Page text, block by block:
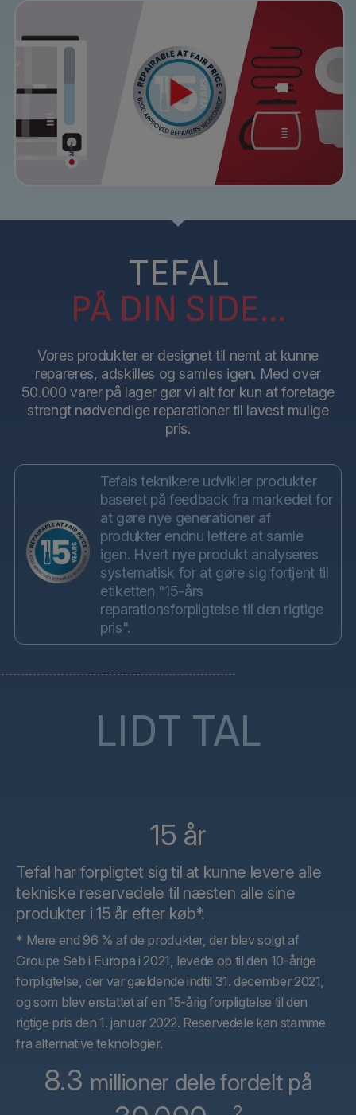
TEFAL
PÅ DIN SIDE...
Vores produkter er designet til nemt at kunne
repareres, adskilles og samles igen. Med over
50.000 varer på lager gør vi alt for kun at foretage
strengt nødvendige reparationer til lavest mulige
pris.
Tefals teknikere udvikler produkter
baseret på feedback fra markedet for
at gøre nye generationer af
produkter endnu lettere at samle
igen. Hvert nye produkt analyseres
systematisk for at gøre sig fortjent til
etiketten "15-års
reparationsforpligtelse til den rigtige
pris".
LIDT TAL
15 år
Tefal har forpligtet sig til at kunne levere alle
tekniske reservedele til næsten alle sine
produkter i 15 år efter køb*.
* Mere end 96 % af de produkter, der blev solgt af
Groupe Seb i Europa i 2021, levede op til den 10-årige
forpligtelse, der var gældende indtil 31. december 2021,
og som blev erstattet af en 15-årig forpligtelse til den
rigtige pris den 1. januar 2022. Reservedele kan stamme
fra alternative teknologier.
8.3 millioner dele fordelt på